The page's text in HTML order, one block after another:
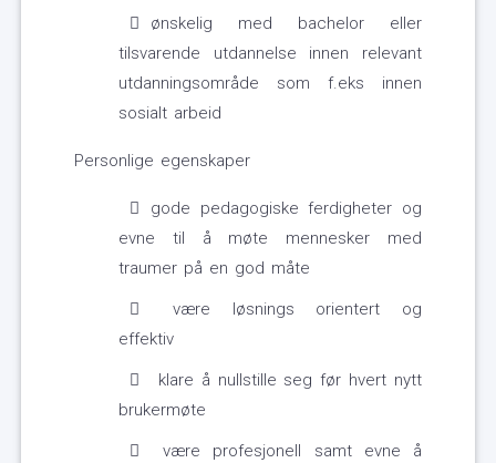
ønskelig med bachelor eller
tilsvarende utdannelse innen relevant
utdanningsområde som f.eks innen
sosialt arbeid
Personlige egenskaper
gode pedagogiske ferdigheter og
evne til å møte mennesker med
traumer på en god måte
være løsnings orientert og
effektiv
klare å nullstille seg før hvert nytt
brukermøte
være profesjonell samt evne å